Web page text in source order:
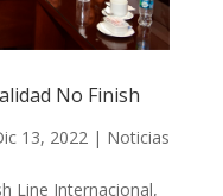
No Finish
13, 2022 | Noticias
Line Internacional,